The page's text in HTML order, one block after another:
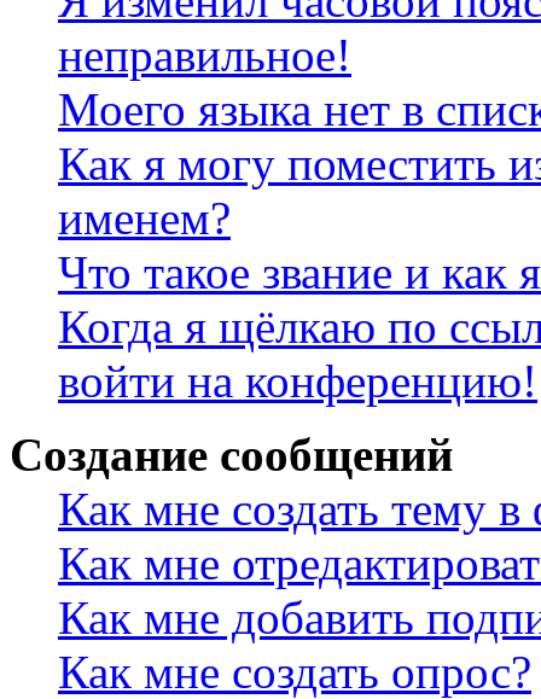
неправильное!
Моего языка нет в
Как я могу поместить
именем?
Что такое звание и как
Когда я щёлкаю по
войти на конференцию!
Создание сообщений
Как мне создать тему
Как мне
Как мне добавить
Как мне создать опрос?